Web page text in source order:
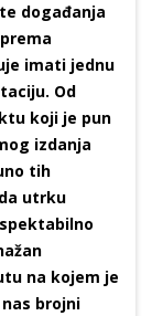
događanja
imati jednu
Od
koji je pun
izdanja
tih
utrku
na kojem je
brojni